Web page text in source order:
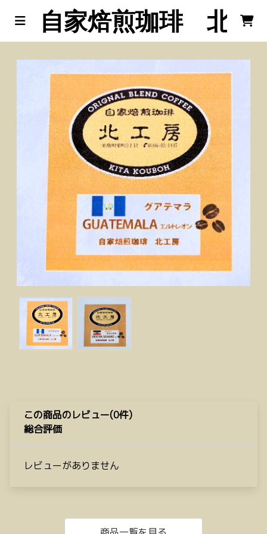
自家焙煎珈琲 北工
この商品のレビュー(0件)
総合評価
レビューがありません